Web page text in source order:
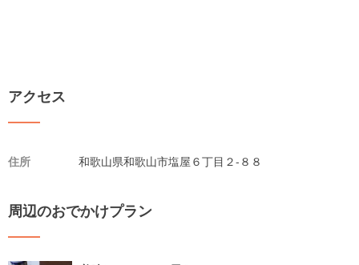
アクセス
住所 和歌山県和歌山市塩屋６丁目２-８８
周辺のおでかけプラン